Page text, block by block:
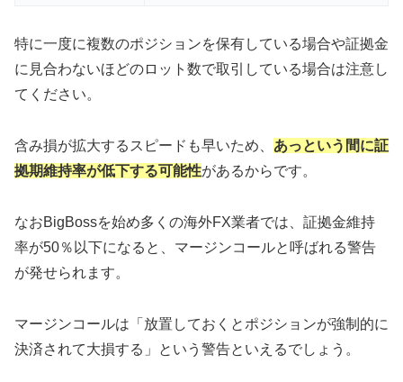
特に一度に複数のポジションを保有している場合や証拠金
に見合わないほどのロット数で取引している場合は注意し
てください。
含み損が拡大するスピードも早いため、 あっという間に証
拠期維持率が低下する可能性があるからです。
なおBigBossを始め多くの海外FX業者では、証拠金維持
率が50％以下になると、マージンコールと呼ばれる警告
が発せられます。
マージンコールは「放置しておくとポジションが強制的に
決済されて大損する」という警告といえるでしょう。